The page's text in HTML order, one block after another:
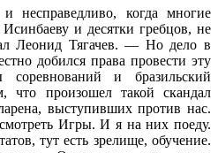
когда многие
и десятки гребцов, не
Леонид Тягачев. — Но дело в
добился права провести эту
соревнований и бразильский
произошел такой скандал
выступивших против нас.
Игры. И я на них поеду.
тут есть зрелище, обучение.